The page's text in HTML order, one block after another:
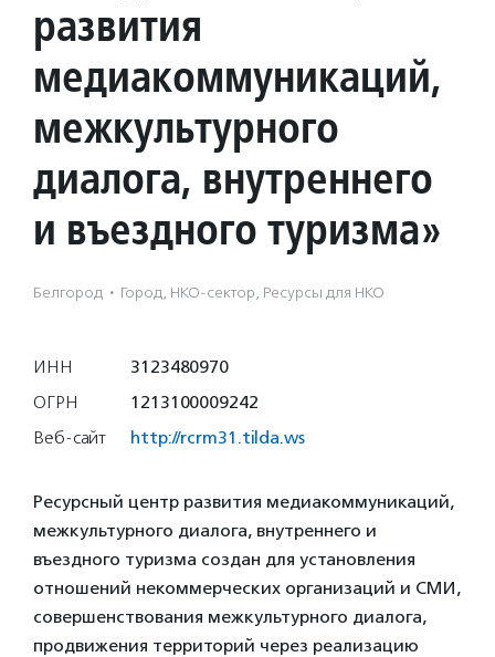
развития
медиакоммуникаций,
межкультурного
диалога, внутреннего
и въездного туризма»
Белгород · Город, НКО-сектор, Ресурсы для НКО
ИНН
3123480970
ОГРН
1213100009242
Веб-сайт
http://rcrm31.tilda.ws
Ресурсный центр развития медиакоммуникаций,
межкультурного диалога, внутреннего и
въездного туризма создан для установления
отношений некоммерческих организаций и СМИ,
совершенствования межкультурного диалога,
продвижения территорий через реализацию